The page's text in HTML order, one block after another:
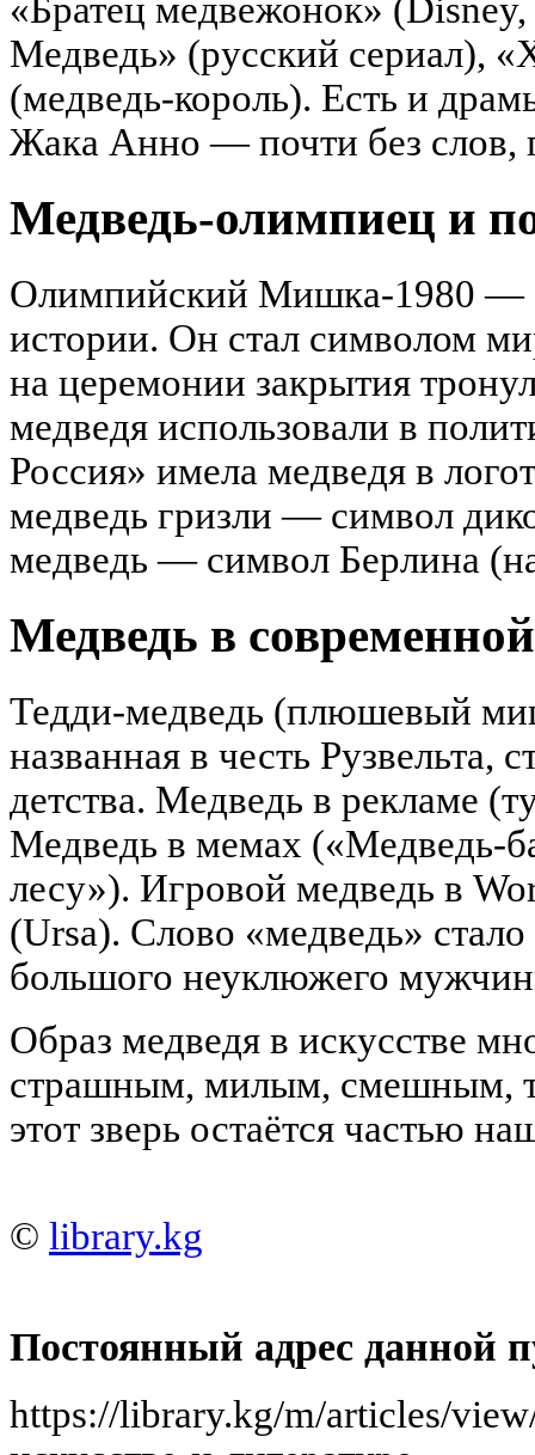
«Братец медвежонок»
Медведь» (русский сериал),
(медведь-король). Есть и
Жака Анно — почти без
Медведь-олимпиец и
Олимпийский Мишка-1980 —
истории. Он стал символом
на церемонии закрытия
медведя использовали в
Россия» имела медведя в
медведь гризли — символ
медведь — символ Берлина
Медведь в
Тедди-медведь (плюшевый
названная в честь Рузвельта,
детства. Медведь в рекламе
Медведь в мемах («Медведь-
лесу»). Игровой медведь в
(Ursa). Слово «медведь»
большого неуклюжего
Образ медведя в искусстве
страшным, милым, смешным,
этот зверь остаётся частью
© library.kg
Постоянный адрес данной
https://library.kg/m/articles/